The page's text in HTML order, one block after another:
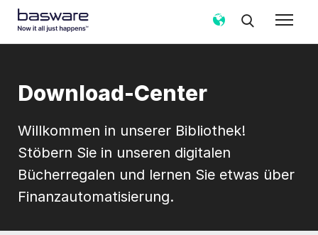
Download-Center
Willkommen in unserer Bibliothek!
Stöbern Sie in unseren digitalen
Bücherregalen und lernen Sie etwas über
Finanzautomatisierung.